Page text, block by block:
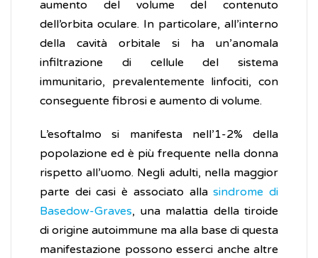
aumento del volume del contenuto
dell’orbita oculare. In particolare, all’interno
della cavità orbitale si ha un’anomala
infiltrazione di cellule del sistema
immunitario, prevalentemente linfociti, con
conseguente fibrosi e aumento di volume.
L’esoftalmo si manifesta nell’1-2% della
popolazione ed è più frequente nella donna
rispetto all’uomo. Negli adulti, nella maggior
parte dei casi è associato allasindrome di
Basedow-Graves, una malattia della tiroide
di origine autoimmune ma alla base di questa
manifestazione possono esserci anche altre